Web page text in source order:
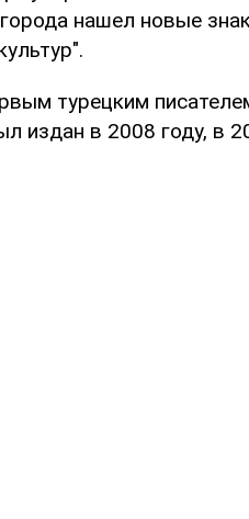
нашел новые
турецким
издан в 2008 году, в